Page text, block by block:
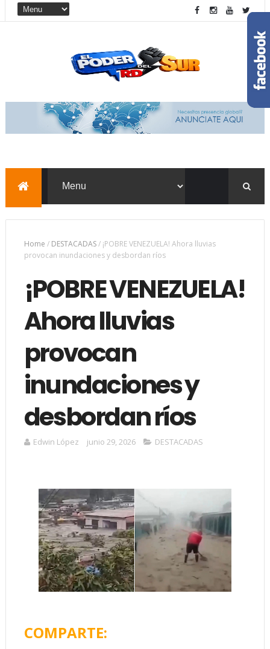
Home / DESTACADAS/ ¡POBRE VENEZUELA! Ahora lluvias
provocan inundaciones y desbordan ríos
¡POBRE VENEZUELA!
Ahora lluvias
provocan
inundaciones y
desbordan ríos
Edwin López junio 29, 2026 DESTACADAS
COMPARTE: